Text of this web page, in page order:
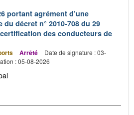
portant agrément d’une
décret n° 2010-708 du 29
des conducteurs de
Arrêté
Date de signature : 03-
: 05-08-2026